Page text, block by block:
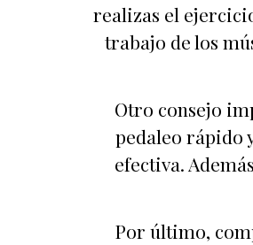
realizas el
trabajo de los
Otro consejo
pedaleo rápido
efectiva.
Por último,